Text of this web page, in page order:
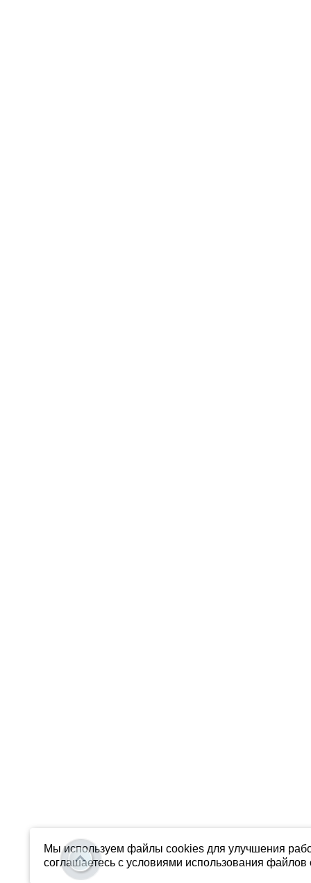
Мы используем файлы cookies для улучшения
соглашаетесь с условиями использования файлов